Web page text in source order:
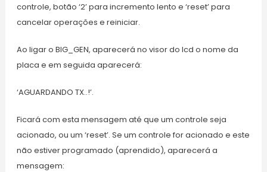
controle, botão ‘2’ para incremento lento e ‘reset’ para
cancelar operações e reiniciar.
Ao ligar o BIG_GEN, aparecerá no visor do lcd o nome da
placa e em seguida aparecerá:
‘AGUARDANDO TX..!’.
Ficará com esta mensagem até que um controle seja
acionado, ou um ‘reset’. Se um controle for acionado e este
não estiver programado (aprendido), aparecerá a
mensagem: